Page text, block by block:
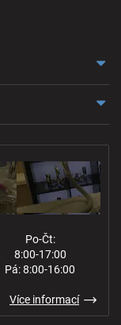
Po-Čt:
8:00-17:00
Pá: 8:00-16:00
Více informací